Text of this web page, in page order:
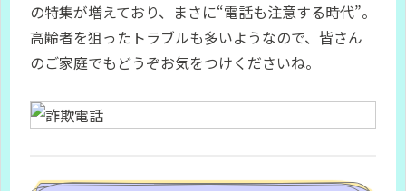
の特集が増えており、まさに“電話も注意する時代”。
高齢者を狙ったトラブルも多いようなので、皆さん
のご家庭でもどうぞお気をつけくださいね。